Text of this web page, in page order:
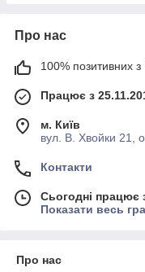
Про нас
100% позитивних з
Працює з
м. Київ
вул. В. Хвойки 21,
Контакти
Сьогодні працює
Показати весь
Про нас